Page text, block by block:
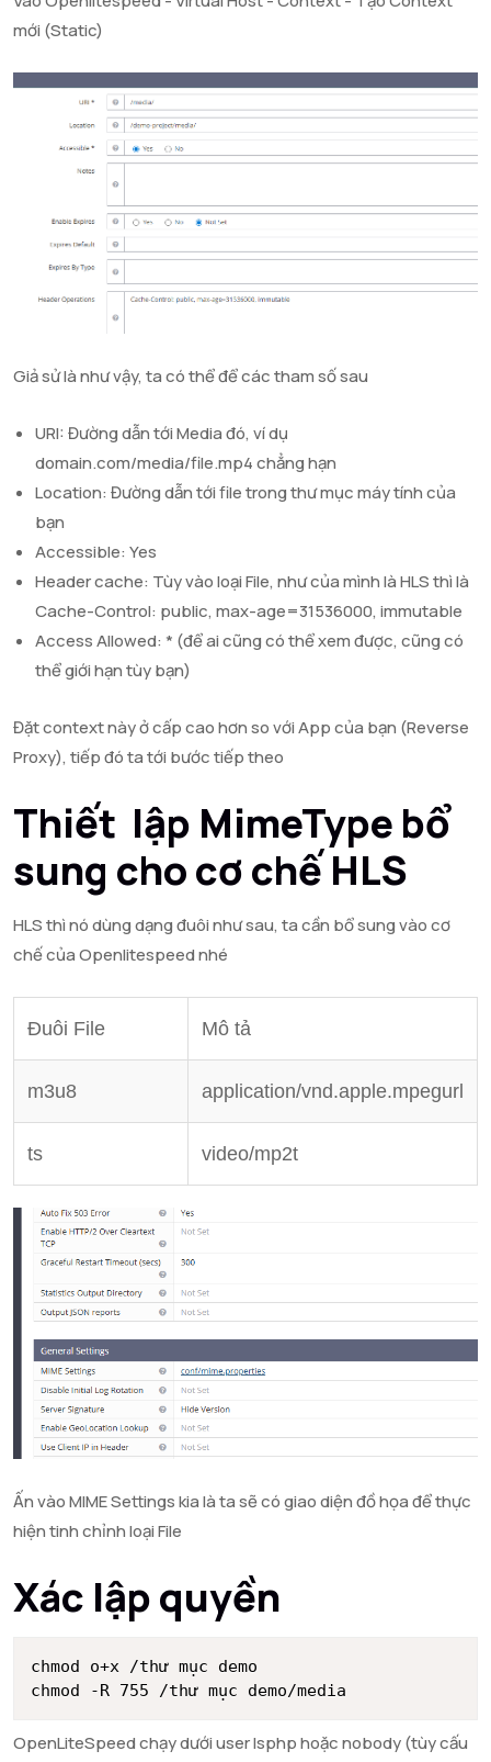
mới (Static)
Giả sử là như vậy, ta có thể để các tham số sau
URI: Đường dẫn tới Media đó, ví dụ
domain.com/media/file.mp4 chẳng hạn
Location: Đường dẫn tới file trong thư mục máy tính của
bạn
Accessible: Yes
Header cache: Tùy vào loại File, như của mình là HLS thì là
Cache-Control: public, max-age=31536000, immutable
Access Allowed: * (để ai cũng có thể xem được, cũng có
thể giới hạn tùy bạn)
Đặt context này ở cấp cao hơn so với App của bạn (Reverse
Proxy), tiếp đó ta tới bước tiếp theo
Thiết lập MimeType bổ
sung cho cơ chế HLS
HLS thì nó dùng dạng đuôi như sau, ta cần bổ sung vào cơ
chế của Openlitespeed nhé
Đuôi File Mô tả
m3u8 application/vnd.apple.mpegurl
ts video/mp2t
Ấn vào MIME Settings kia là ta sẽ có giao diện đồ họa để thực
hiện tinh chỉnh loại File
Xác lập quyền
chmod o+x /thư mục demo
chmod -R 755 /thư mục demo/media
OpenLiteSpeed chạy dưới user lsphp hoặc nobody (tùy cấu